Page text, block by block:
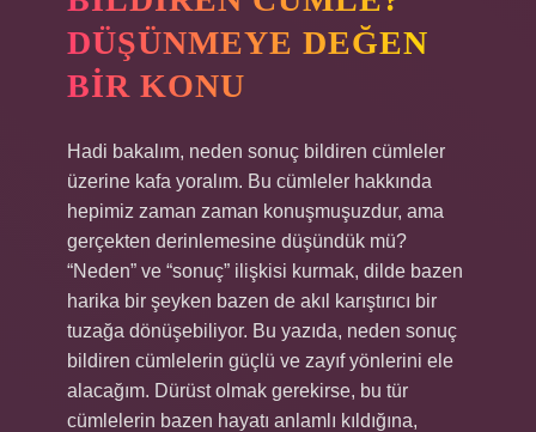
DÜŞÜNMEYE DEĞEN
BIR KONU
Hadi bakalım, neden sonuç bildiren cümleler
üzerine kafa yoralım. Bu cümleler hakkında
hepimiz zaman zaman konuşmuşuzdur, ama
gerçekten derinlemesine düşündük mü?
“Neden” ve “sonuç” ilişkisi kurmak, dilde bazen
harika bir şeyken bazen de akıl karıştırıcı bir
tuzağa dönüşebiliyor. Bu yazıda, neden sonuç
bildiren cümlelerin güçlü ve zayıf yönlerini ele
alacağım. Dürüst olmak gerekirse, bu tür
cümlelerin bazen hayatı anlamlı kıldığına,